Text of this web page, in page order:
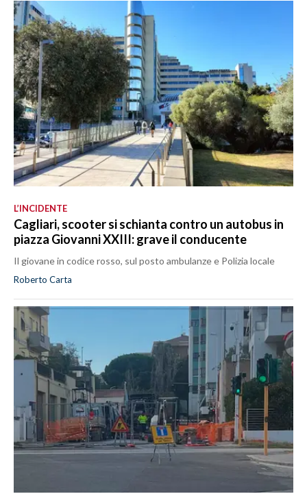
L’INCIDENTE
Cagliari, scooter si schianta contro un autobus in
piazza Giovanni XXIII: grave il conducente
Il giovane in codice rosso, sul posto ambulanze e Polizia locale
Roberto Carta